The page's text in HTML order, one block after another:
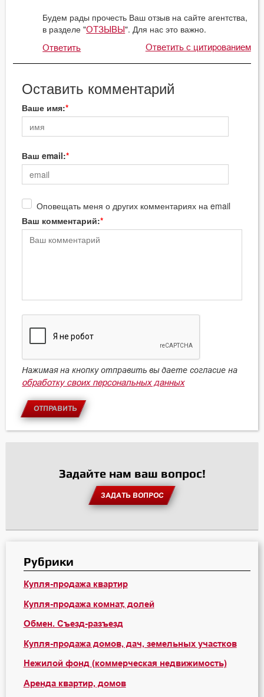
Будем рады прочесть Ваш отзыв на сайте агентства,
в разделе "ОТЗЫВЫ". Для нас это важно.
Ответить Ответить с цитированием
Оставить комментарий
Ваше имя:
Ваш email:
Оповещать меня о других комментариях на email
Ваш комментарий:
Нажимая на кнопку отправить вы даете согласие на
обработку своих персональных данных
ОТПРАВИТЬ
Задайте нам ваш вопрос!
ЗАДАТЬ ВОПРОС
Рубрики
Купля-продажа квартир
Купля-продажа комнат, долей
Обмен. Съезд-разъезд
Купля-продажа домов, дач, земельных участков
Нежилой фонд (коммерческая недвижимость)
Аренда квартир, домов